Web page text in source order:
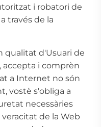
i robatori de
través de la
qualitat d'Usuari de
accepta i comprèn
a Internet no són
vostè s'obliga a
necessàries
de la Web